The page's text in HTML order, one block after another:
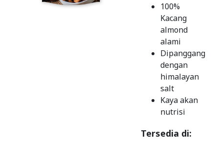
100%
Kacang
almond
alami
Dipanggang
dengan
himalayan
salt
Kaya akan
nutrisi
Tersedia di: